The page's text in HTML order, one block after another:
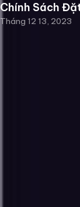
Chính Sách
Tháng 12 13, 2023